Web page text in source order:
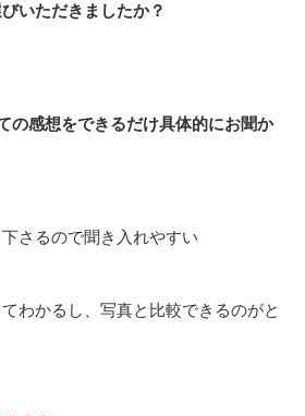
いただきましたか？
の感想をできるだけ具体的にお聞か
さるので聞き入れやすい
わかるし、写真と比較できるのがと